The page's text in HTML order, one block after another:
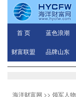
首 页 蓝色浪潮
财富联盟 品牌山东
海洋财富网 >> 领军人物